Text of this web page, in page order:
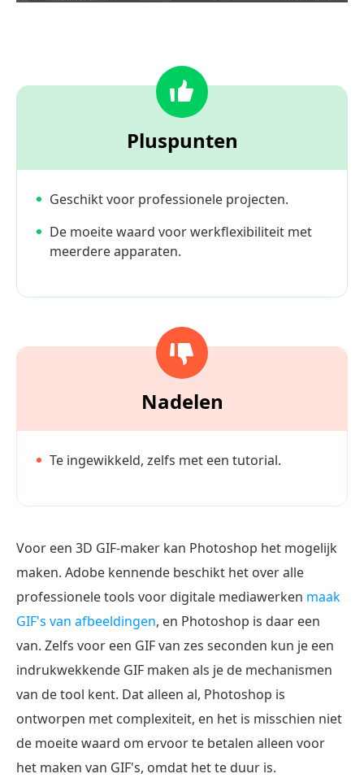
Pluspunten
Geschikt voor professionele projecten.
De moeite waard voor werkflexibiliteit met
meerdere apparaten.
Nadelen
Te ingewikkeld, zelfs met een tutorial.
Voor een 3D GIF-maker kan Photoshop het mogelijk
maken. Adobe kennende beschikt het over alle
professionele tools voor digitale mediawerken maak
GIF's van afbeeldingen, en Photoshop is daar een
van. Zelfs voor een GIF van zes seconden kun je een
indrukwekkende GIF maken als je de mechanismen
van de tool kent. Dat alleen al, Photoshop is
ontworpen met complexiteit, en het is misschien niet
de moeite waard om ervoor te betalen alleen voor
het maken van GIF's, omdat het te duur is.